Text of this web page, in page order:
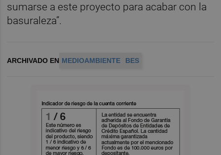
sumarse a este proyecto para acabar con la
basuraleza”.
ARCHIVADO EN MEDIOAMBIENTE BES